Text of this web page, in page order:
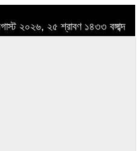
২০২৬, ২৫ শ্রাবণ ১৪৩৩ বঙ্গাব্দ